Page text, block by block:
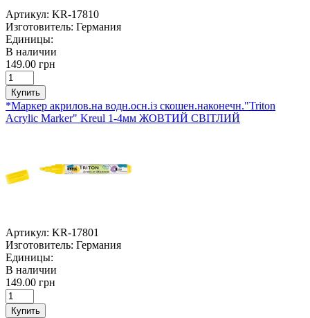
Артикул: KR-17810
Изготовитель: Германия
Единицы:
В наличии
149.00 грн
Купить
*Маркер акрилов.на водн.осн.із скошен.наконечн."Triton
Acrylic Marker" Kreul 1-4мм ЖОВТИЙ СВІТЛИЙ
Артикул: KR-17801
Изготовитель: Германия
Единицы:
В наличии
149.00 грн
Купить